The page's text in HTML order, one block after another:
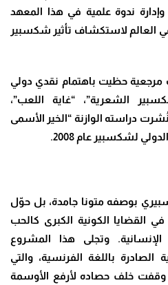
ندوة علمية في هذا المعهد
العالم لاستكشاف تأثير شكسبير
حظيت باهتمام نقدي دولي
الشعرية”، “غاية اللعب”،
دراسته الوازنة “الخير الأسمى
لشكسبير عام 2008.
بوصفه متونا جامدة، بل حوّل
القضايا الكونية الكبرى كالحب
الإنسانية. وتجلى هذا المشروع
الصادرة باللغة الفرنسية، والتي
خلف حصاده لأرفع الأوسمة